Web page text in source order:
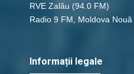
RVE Zalău (94.0 FM)
Radio 9 FM, Moldova Nouă
Informații legale